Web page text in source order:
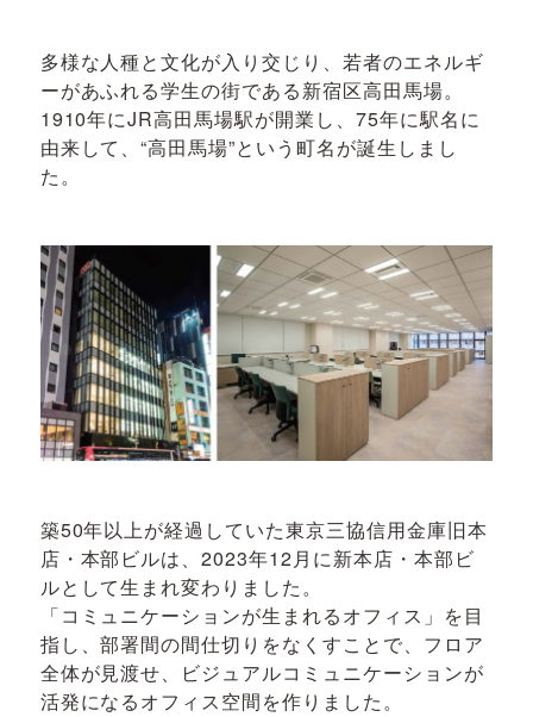
多様な人種と文化が入り交じり、若者のエネルギ
ーがあふれる学生の街である新宿区高田馬場。
1910年にJR高田馬場駅が開業し、75年に駅名に
由来して、“高田馬場”という町名が誕生しまし
た。
築50年以上が経過していた東京三協信用金庫旧本
店・本部ビルは、2023年12月に新本店・本部ビ
ルとして生まれ変わりました。
「コミュニケーションが生まれるオフィス」を目
指し、部署間の間仕切りをなくすことで、フロア
全体が見渡せ、ビジュアルコミュニケーションが
活発になるオフィス空間を作りました。